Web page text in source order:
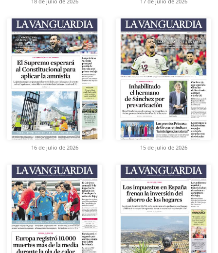
18 de julio de 2026 17 de julio de 2026
16 de julio de 2026 15 de julio de 2026